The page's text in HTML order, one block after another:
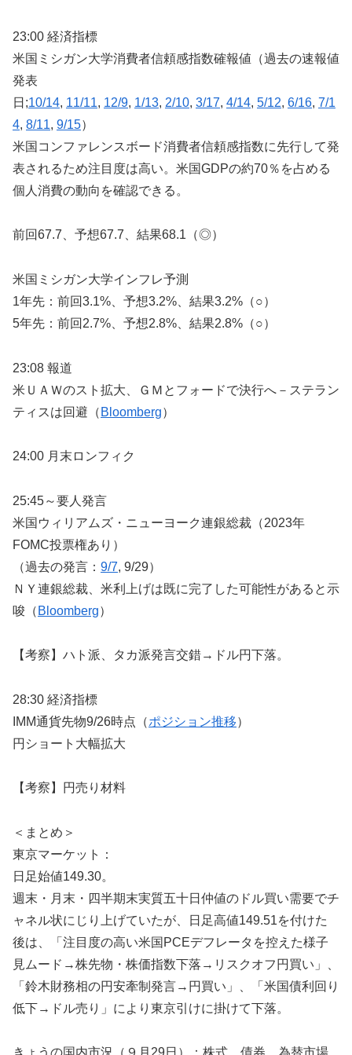
23:00 経済指標
米国ミシガン大学消費者信頼感指数確報値（過去の速報値
発表
日;10/14, 11/11, 12/9, 1/13, 2/10, 3/17, 4/14, 5/12, 6/16, 7/1
4, 8/11, 9/15）
米国コンファレンスボード消費者信頼感指数に先行して発
表されるため注目度は高い。米国GDPの約70％を占める
個人消費の動向を確認できる。
前回67.7、予想67.7、結果68.1（◎）
米国ミシガン大学インフレ予測
1年先：前回3.1%、予想3.2%、結果3.2%（○）
5年先：前回2.7%、予想2.8%、結果2.8%（○）
23:08 報道
米ＵＡＷのスト拡大、ＧＭとフォードで決行へ－ステラン
ティスは回避（ Bloomberg）
24:00 月末ロンフィク
25:45～要人発言
米国ウィリアムズ・ニューヨーク連銀総裁（2023年
FOMC投票権あり）
（過去の発言： 9/7, 9/29）
ＮＹ連銀総裁、米利上げは既に完了した可能性があると示
唆（ Bloomberg）
【考察】ハト派、タカ派発言交錯→ドル円下落。
28:30 経済指標
IMM通貨先物9/26時点（ポジション推移）
円ショート大幅拡大
【考察】円売り材料
＜まとめ＞
東京マーケット：
日足始値149.30。
週末・月末・四半期末実質五十日仲値のドル買い需要でチ
ャネル状にじり上げていたが、日足高値149.51を付けた
後は、「注目度の高い米国PCEデフレータを控えた様子
見ムード→株先物・株価指数下落→リスクオフ円買い」、
「鈴木財務相の円安牽制発言→円買い」、「米国債利回り
低下→ドル売り」により東京引けに掛けて下落。
きょうの国内市況（９月29日）：株式、債券、為替市場